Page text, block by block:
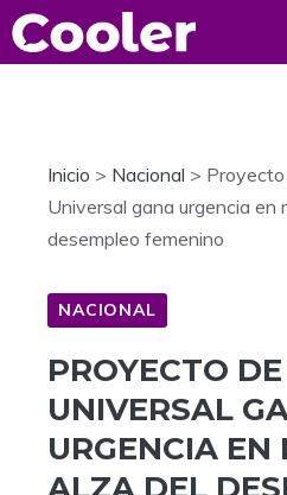
Saltar
al
Inicio > Nacional > Proyecto
Universal gana urgencia en
desempleo femenino
NACIONAL
PROYECTO
UNIVERSAL
URGENCIA EN